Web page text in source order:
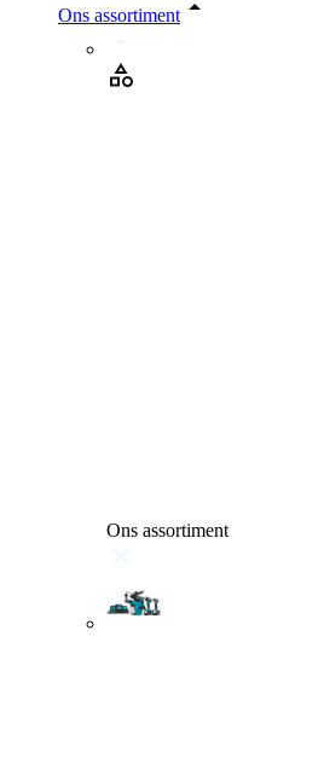
Ons assortiment
Ons assortiment